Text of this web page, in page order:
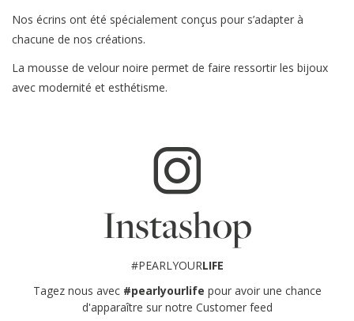
Nos écrins ont été spécialement conçus pour s’adapter à
chacune de nos créations.
La mousse de velour noire permet de faire ressortir les bijoux
avec modernité et esthétisme.
Instashop
#PEARLYOURLIFE
Tagez nous avec #pearlyourlife pour avoir une chance
d'apparaître sur notre Customer feed